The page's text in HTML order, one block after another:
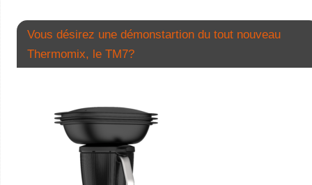
Vous désirez une démonstartion du tout nouveau
Thermomix, le TM7?